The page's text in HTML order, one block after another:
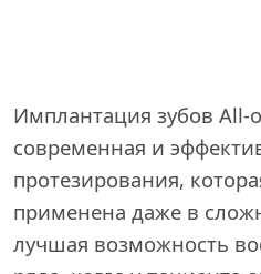
Имплантация зубов All-
современная и
протезирования,
применена даже в
лучшая возможность